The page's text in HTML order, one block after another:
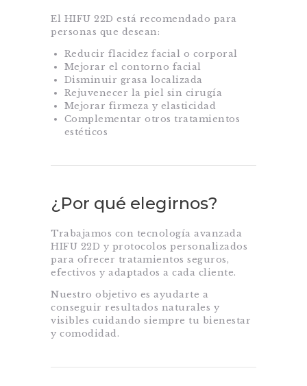
El HIFU 22D está recomendado para
personas que desean:
Reducir flacidez facial o corporal
Mejorar el contorno facial
Disminuir grasa localizada
Rejuvenecer la piel sin cirugía
Mejorar firmeza y elasticidad
Complementar otros tratamientos
estéticos
¿Por qué elegirnos?
Trabajamos con tecnología avanzada
HIFU 22D y protocolos personalizados
para ofrecer tratamientos seguros,
efectivos y adaptados a cada cliente.
Nuestro objetivo es ayudarte a
conseguir resultados naturales y
visibles cuidando siempre tu bienestar
y comodidad.